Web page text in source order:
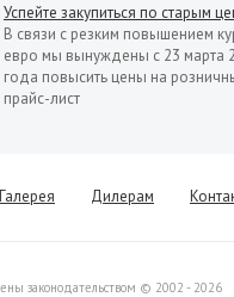
Успейте закупиться по старым
В связи с резким повышением
евро мы вынуждены с 23 марта
года повысить цены на
прайс-лист
Галерея Дилерам
законодательством © 2002 - 2026